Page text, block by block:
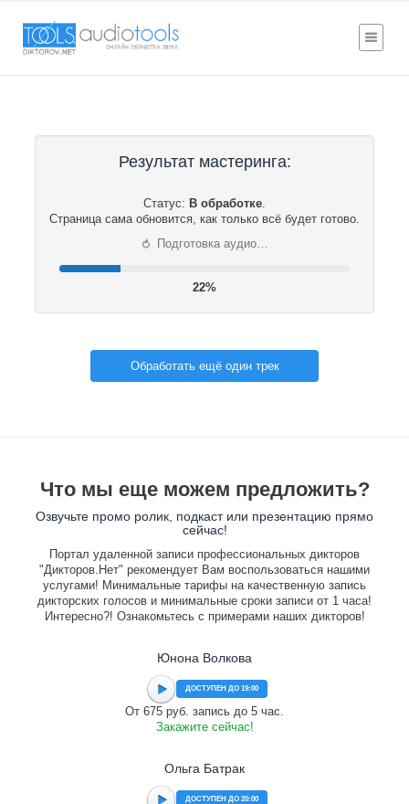
Результат мастеринга:
Статус: В обработке.
Страница сама обновится, как только всё будет готово.
⟳ Подготовка аудио…
22%
Обработать ещё один трек
Что мы еще можем предложить?
Озвучьте промо ролик, подкаст или презентацию прямо
сейчас!
Портал удаленной записи профессиональных дикторов
"Дикторов.Нет" рекомендует Вам воспользоваться нашими
услугами! Минимальные тарифы на качественную запись
дикторских голосов и минимальные сроки записи от 1 часа!
Интересно?! Ознакомьтесь с примерами наших дикторов!
Юнона Волкова
ДОСТУПЕН ДО 19:00
От 675 руб. запись до 5 час.
Закажите сейчас!
Ольга Батрак
ДОСТУПЕН ДО 20:00